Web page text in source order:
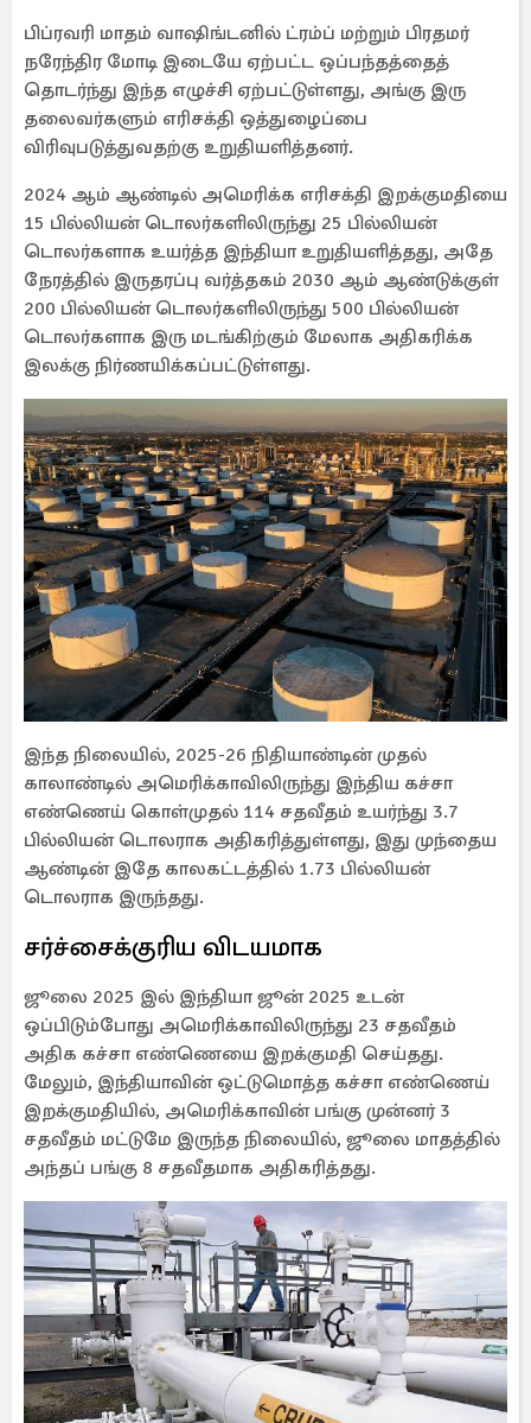
பிப்ரவரி மாதம் வாஷிங்டனில் ட்ரம்ப் மற்றும் பிரதமர்
நரேந்திர மோடி இடையே ஏற்பட்ட ஒப்பந்தத்தைத்
தொடர்ந்து இந்த எழுச்சி ஏற்பட்டுள்ளது, அங்கு இரு
தலைவர்களும் எரிசக்தி ஒத்துழைப்பை
விரிவுபடுத்துவதற்கு உறுதியளித்தனர்.
2024 ஆம் ஆண்டில் அமெரிக்க எரிசக்தி இறக்குமதியை
15 பில்லியன் டொலர்களிலிருந்து 25 பில்லியன்
டொலர்களாக உயர்த்த இந்தியா உறுதியளித்தது, அதே
நேரத்தில் இருதரப்பு வர்த்தகம் 2030 ஆம் ஆண்டுக்குள்
200 பில்லியன் டொலர்களிலிருந்து 500 பில்லியன்
டொலர்களாக இரு மடங்கிற்கும் மேலாக அதிகரிக்க
இலக்கு நிர்ணயிக்கப்பட்டுள்ளது.
இந்த நிலையில், 2025-26 நிதியாண்டின் முதல்
காலாண்டில் அமெரிக்காவிலிருந்து இந்திய கச்சா
எண்ணெய் கொள்முதல் 114 சதவீதம் உயர்ந்து 3.7
பில்லியன் டொலராக அதிகரித்துள்ளது, இது முந்தைய
ஆண்டின் இதே காலகட்டத்தில் 1.73 பில்லியன்
டொலராக இருந்தது.
சர்ச்சைக்குரிய விடயமாக
ஜூலை 2025 இல் இந்தியா ஜூன் 2025 உடன்
ஒப்பிடும்போது அமெரிக்காவிலிருந்து 23 சதவீதம்
அதிக கச்சா எண்ணெயை இறக்குமதி செய்தது.
மேலும், இந்தியாவின் ஒட்டுமொத்த கச்சா எண்ணெய்
இறக்குமதியில், அமெரிக்காவின் பங்கு முன்னர் 3
சதவீதம் மட்டுமே இருந்த நிலையில், ஜூலை மாதத்தில்
அந்தப் பங்கு 8 சதவீதமாக அதிகரித்தது.